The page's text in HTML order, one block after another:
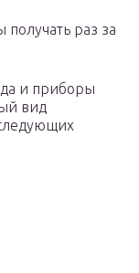
раз за
и приборы
вид